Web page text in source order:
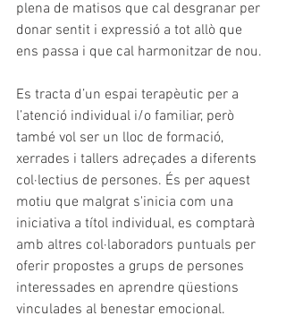
plena de matisos que cal desgranar per
donar sentit i expressió a tot allò que
ens passa i que cal harmonitzar de nou.
Es tracta d’un espai terapèutic per a
l’atenció individual i/o familiar, però
també vol ser un lloc de formació,
xerrades i tallers adreçades a diferents
col·lectius de persones. És per aquest
motiu que malgrat s'inicia com una
iniciativa a títol individual, es comptarà
amb altres col·laboradors puntuals per
oferir propostes a grups de persones
interessades en aprendre qüestions
vinculades al benestar emocional.